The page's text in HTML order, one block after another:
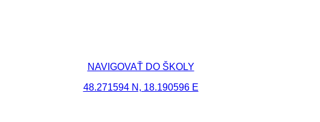
NAVIGOVAŤ DO ŠKOLY
48.271594 N, 18.190596 E